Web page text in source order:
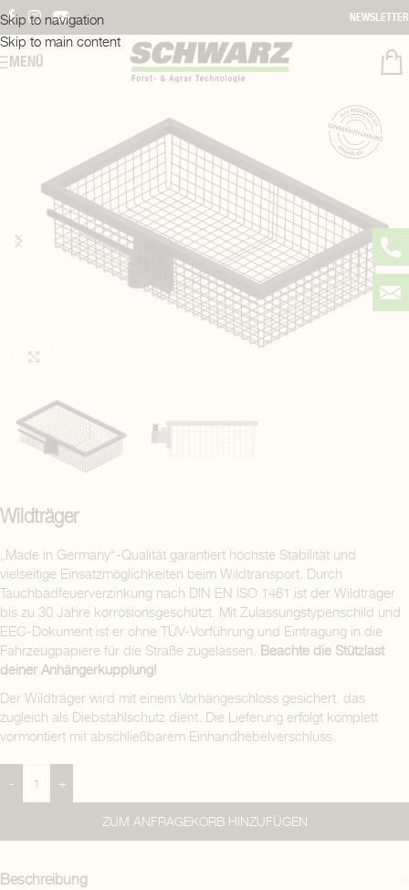
Skip to navigation
Skip to main content
NEWSLETTER
MENÜ
Wildträger
„Made in Germany“-Qualität garantiert höchste Stabilität und
vielseitige Einsatzmöglichkeiten beim Wildtransport. Durch
Tauchbadfeuerverzinkung nach DIN EN ISO 1461 ist der Wildträger
bis zu 30 Jahre korrosionsgeschützt. Mit Zulassungstypenschild und
EEC-Dokument ist er ohne TÜV-Vorführung und Eintragung in die
Fahrzeugpapiere für die Straße zugelassen. Beachte die Stützlast
deiner Anhängerkupplung!
Der Wildträger wird mit einem Vorhängeschloss gesichert, das
zugleich als Diebstahlschutz dient. Die Lieferung erfolgt komplett
vormontiert mit abschließbarem Einhandhebelverschluss.
- +
ZUM ANFRAGEKORB HINZUFÜGEN
Beschreibung